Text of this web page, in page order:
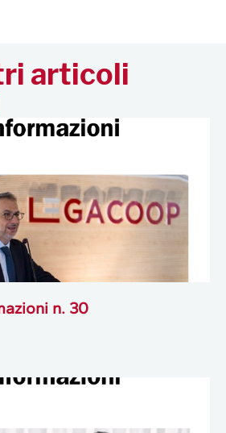
articoli
n. 30